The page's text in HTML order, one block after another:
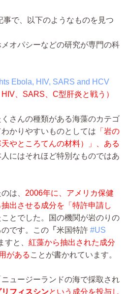
事で、以下のようなものを見つ
オパシーなどの研究が専門の科
Ebola, HIV, SARS and HCV
、SARS、C型肝炎と戦う）
くさんの種類がある海藻のカテゴ
かりやすいものとしては 「岩の
やところてんの材料）」、ある
にはそれほど特別なものではあ
は、 2006年に、アメリカ保健
出させる成分を「特許申請し
とでした。国の機関が岩のりの
です。この 「 米国特許 #US
すと、 紅藻から抽出された成分
がある ことが書かれています。
ュージーランドの海で採取され
リフィスシンという成分を投与し